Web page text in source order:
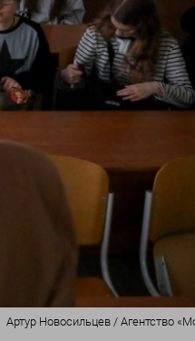
Артур Новосильцев / Агентство